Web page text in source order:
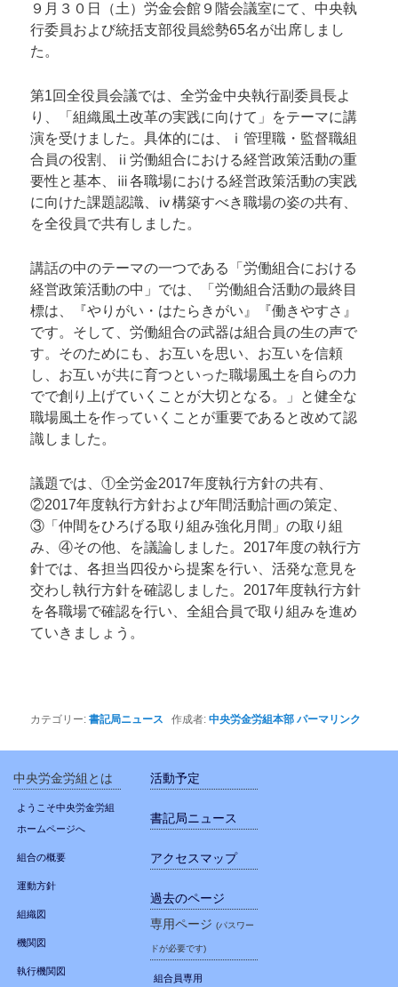
９月３０日（土）労金会館９階会議室にて、中央執
行委員および統括支部役員総勢65名が出席しまし
た。
第1回全役員会議では、全労金中央執行副委員長よ
り、「組織風土改革の実践に向けて」をテーマに講
演を受けました。具体的には、ⅰ管理職・監督職組
合員の役割、ⅱ労働組合における経営政策活動の重
要性と基本、ⅲ各職場における経営政策活動の実践
に向けた課題認識、ⅳ構築すべき職場の姿の共有、
を全役員で共有しました。
講話の中のテーマの一つである「労働組合における
経営政策活動の中」では、「労働組合活動の最終目
標は、『やりがい・はたらきがい』『働きやすさ』
です。そして、労働組合の武器は組合員の生の声で
す。そのためにも、お互いを思い、お互いを信頼
し、お互いが共に育つといった職場風土を自らの力
でで創り上げていくことが大切となる。」と健全な
職場風土を作っていくことが重要であると改めて認
識しました。
議題では、①全労金2017年度執行方針の共有、
②2017年度執行方針および年間活動計画の策定、
③「仲間をひろげる取り組み強化月間」の取り組
み、④その他、を議論しました。2017年度の執行方
針では、各担当四役から提案を行い、活発な意見を
交わし執行方針を確認しました。2017年度執行方針
を各職場で確認を行い、全組合員で取り組みを進め
ていきましょう。
カテゴリー:書記局ニュース 作成者:中央労金労組本部 パーマリンク
中央労金労組とは
ようこそ中央労金労組
ホームページへ
組合の概要
運動方針
組織図
機関図
執行機関図
活動予定
書記局ニュース
アクセスマップ
過去のページ
専用ページ(パスワー
ドが必要です)
組合員専用